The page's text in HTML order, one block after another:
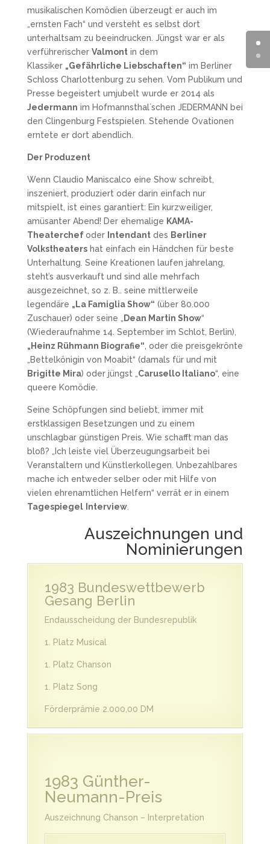
musikalischen Komödien überzeugt er auch im
„ernsten Fach“ und versteht es selbst dort
unterhaltsam zu beeindrucken. Jüngst war er als
verführerischer Valmontin dem
Klassiker „Gefährliche Liebschaften“ im Berliner
Schloss Charlottenburg zu sehen. Vom Publikum und
Presse begeistert umjubelt wurde er 2014 als
Jedermann im Hofmannsthal´schen JEDERMANN bei
den Clingenburg Festspielen. Stehende Ovationen
erntete er dort abendlich.
Der Produzent
Wenn Claudio Maniscalco eine Show schreibt,
inszeniert, produziert oder darin einfach nur
mitspielt, ist eines garantiert: Ein kurzweiliger,
amüsanter Abend! Der ehemalige KAMA-
Theaterchef oder Intendantdes Berliner
Volkstheatershat einfach ein Händchen für beste
Unterhaltung. Seine Kreationen laufen jahrelang,
steht’s ausverkauft und sind alle mehrfach
ausgezeichnet, so z. B.. seine mittlerweile
legendäre „La Famiglia Show“ (über 80.000
Zuschauer) oder seine „
Dean Martin Show“
(Wiederaufnahme 14. September im Schlot, Berlin),
„Heinz Rühmann Biografie“ , oder die preisgekrönte
„Bettelkönigin von Moabit“ (damals für und mit
Brigitte Mira) oder jüngst „ Carusello Italiano“, eine
queere Komödie.
Seine Schöpfungen sind beliebt, immer mit
erstklassigen Besetzungen und zu einem
unschlagbar günstigen Preis. Wie schafft man das
bloß? „Ich leiste viel Überzeugungsarbeit bei
Veranstaltern und Künstlerkollegen. Unbezahlbares
mache ich entweder selber oder mit Hilfe von
vielen ehrenamtlichen Helfern“ verrät er in einem
Tagespiegel Interview.
Auszeichnungen und
Nominierungen
1983 Bundeswettbewerb
Gesang Berlin
Endausscheidung der Bundesrepublik
1. Platz Musical
1. Platz Chanson
1. Platz Song
Förderprämie 2.000,00 DM
1983 Günther-
Neumann-Preis
Auszeichnung Chanson – Interpretation